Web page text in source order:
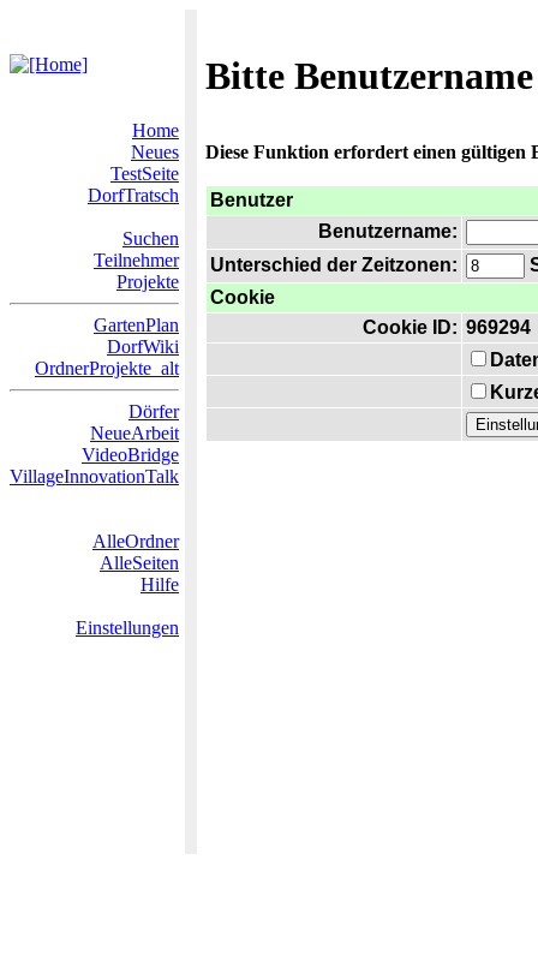
Bitte
Home
Neues
TestSeite
DorfTratsch
Suchen
Teilnehmer
Projekte
GartenPlan
DorfWiki
OrdnerProjekte_alt
Dörfer
NeueArbeit
VideoBridge
VillageInnovationTalk
AlleOrdner
AlleSeiten
Hilfe
Einstellungen
Diese Funktion erfordert einen gültigen
Benutzer
Benutzername:
Unterschied der Zeitzonen:
Cookie
Cookie ID: 969294